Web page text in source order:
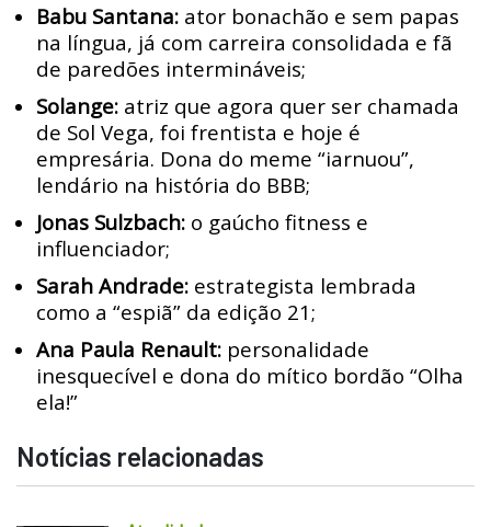
Babu Santana: ator bonachão e sem papas
na língua, já com carreira consolidada e fã
de paredões intermináveis;
Solange: atriz que agora quer ser chamada
de Sol Vega, foi frentista e hoje é
empresária. Dona do meme “iarnuou”,
lendário na história do BBB;
Jonas Sulzbach: o gaúcho fitness e
influenciador;
Sarah Andrade: estrategista lembrada
como a “espiã” da edição 21;
Ana Paula Renault: personalidade
inesquecível e dona do mítico bordão “Olha
ela!”
Notícias relacionadas